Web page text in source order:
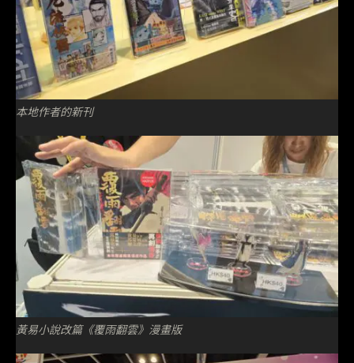
本地作者的新刊
黃易小說改篇《覆雨翻雲》漫畫版